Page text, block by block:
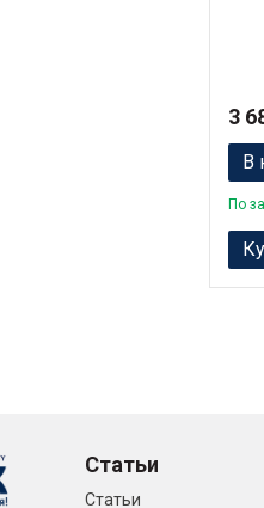
3
В
По
Статьи
Статьи